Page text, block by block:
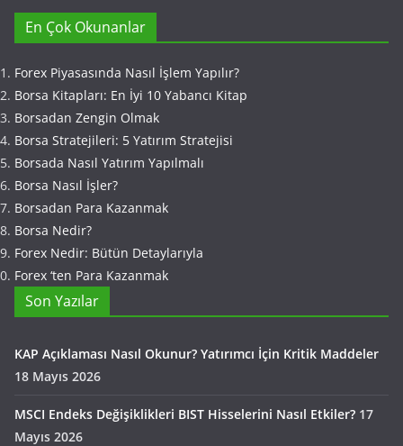
En Çok Okunanlar
Forex Piyasasında Nasıl İşlem Yapılır?
Borsa Kitapları: En İyi 10 Yabancı Kitap
Borsadan Zengin Olmak
Borsa Stratejileri: 5 Yatırım Stratejisi
Borsada Nasıl Yatırım Yapılmalı
Borsa Nasıl İşler?
Borsadan Para Kazanmak
Borsa Nedir?
Forex Nedir: Bütün Detaylarıyla
Forex ‘ten Para Kazanmak
Son Yazılar
KAP Açıklaması Nasıl Okunur? Yatırımcı İçin Kritik Maddeler
18 Mayıs 2026
MSCI Endeks Değişiklikleri BIST Hisselerini Nasıl Etkiler? 17
Mayıs 2026